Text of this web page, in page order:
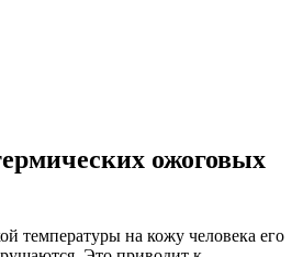
ожоговых
температуры на кожу человека его